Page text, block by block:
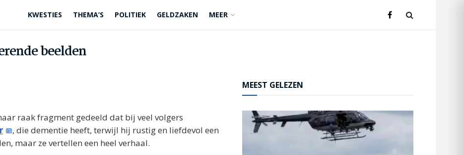
KWESTIES THEMA’S POLITIEK GELDZAKEN MEER
beelden
raak fragment gedeeld dat bij veel volgers
, die dementie heeft, terwijl hij rustig en liefdevol een
maar ze vertellen een heel verhaal.
MEEST GELEZEN